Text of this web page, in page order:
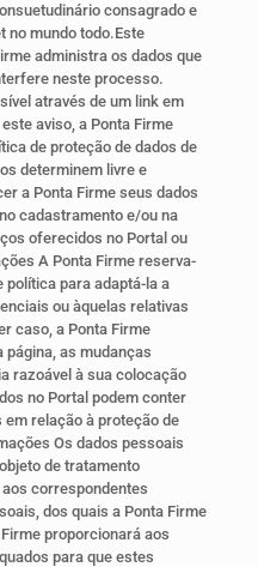
consagrado e
no mundo todo.Este
administra os dados que
neste processo.
através de um link em
aviso, a Ponta Firme
de proteção de dados de
determinem livre e
a Ponta Firme seus dados
cadastramento e/ou na
oferecidos no Portal ou
A Ponta Firme reserva-
para adaptá-la a
ou àquelas relativas
caso, a Ponta Firme
página, as mudanças
razoável à sua colocação
no Portal podem conter
relação à proteção de
Os dados pessoais
de tratamento
correspondentes
dos quais a Ponta Firme
proporcionará aos
para que estes